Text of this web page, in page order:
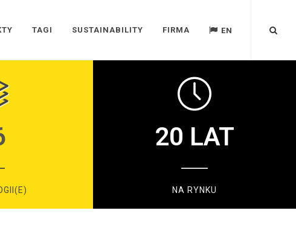
TAGI SUSTAINABILITY FIRMA EN
20 LAT
NA RYNKU